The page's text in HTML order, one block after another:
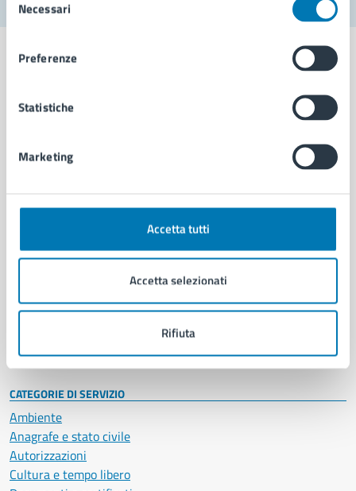
delNecessari
Preferenze
Statistiche
Marketing
Accetta tutti
Accetta selezionati
Rifiuta
Comune di Napoli
AMMINISTRAZIONE
Organi di governo
Enti e fondazioni
Personale amministrativo
Intranet, posta aziendale e protocollo
CATEGORIE DI SERVIZIO
Ambiente
Anagrafe e stato civile
Autorizzazioni
Cultura e tempo libero